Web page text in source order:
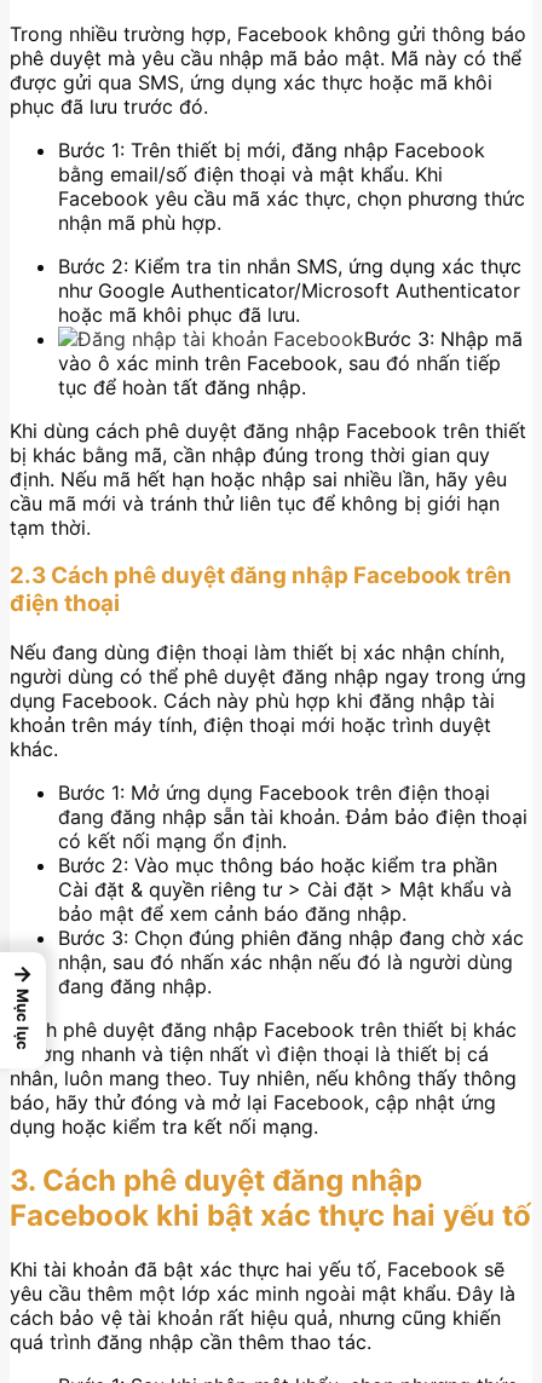
Trong nhiều trường hợp, Facebook không gửi thông báo
phê duyệt mà yêu cầu nhập mã bảo mật. Mã này có thể
được gửi qua SMS, ứng dụng xác thực hoặc mã khôi
phục đã lưu trước đó.
Bước 1: Trên thiết bị mới, đăng nhập Facebook
bằng email/số điện thoại và mật khẩu. Khi
Facebook yêu cầu mã xác thực, chọn phương thức
nhận mã phù hợp.
Bước 2: Kiểm tra tin nhắn SMS, ứng dụng xác thực
như Google Authenticator/Microsoft Authenticator
hoặc mã khôi phục đã lưu.
Bước 3: Nhập mã
vào ô xác minh trên Facebook, sau đó nhấn tiếp
tục để hoàn tất đăng nhập.
Khi dùng cách phê duyệt đăng nhập Facebook trên thiết
bị khác bằng mã, cần nhập đúng trong thời gian quy
định. Nếu mã hết hạn hoặc nhập sai nhiều lần, hãy yêu
cầu mã mới và tránh thử liên tục để không bị giới hạn
tạm thời.
2.3 Cách phê duyệt đăng nhập Facebook trên
điện thoại
Nếu đang dùng điện thoại làm thiết bị xác nhận chính,
người dùng có thể phê duyệt đăng nhập ngay trong ứng
dụng Facebook. Cách này phù hợp khi đăng nhập tài
khoản trên máy tính, điện thoại mới hoặc trình duyệt
khác.
Bước 1: Mở ứng dụng Facebook trên điện thoại
đang đăng nhập sẵn tài khoản. Đảm bảo điện thoại
có kết nối mạng ổn định.
Bước 2: Vào mục thông báo hoặc kiểm tra phần
Cài đặt & quyền riêng tư > Cài đặt > Mật khẩu và
bảo mật để xem cảnh báo đăng nhập.
Bước 3: Chọn đúng phiên đăng nhập đang chờ xác
nhận, sau đó nhấn xác nhận nếu đó là người dùng
đang đăng nhập.
Cách phê duyệt đăng nhập Facebook trên thiết bị khác
thường nhanh và tiện nhất vì điện thoại là thiết bị cá
nhân, luôn mang theo. Tuy nhiên, nếu không thấy thông
báo, hãy thử đóng và mở lại Facebook, cập nhật ứng
dụng hoặc kiểm tra kết nối mạng.
3. Cách phê duyệt đăng nhập
Facebook khi bật xác thực hai yếu tố
Khi tài khoản đã bật xác thực hai yếu tố, Facebook sẽ
yêu cầu thêm một lớp xác minh ngoài mật khẩu. Đây là
cách bảo vệ tài khoản rất hiệu quả, nhưng cũng khiến
quá trình đăng nhập cần thêm thao tác.
→
Mục lục